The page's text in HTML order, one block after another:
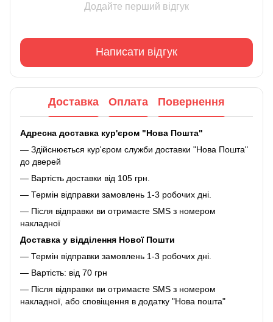
Додайте перший відгук
Написати відгук
Доставка Оплата Повернення
Адресна доставка кур'єром "Нова Пошта"
— Здійснюється кур'єром служби доставки "Нова Пошта"
до дверей
— Вартість доставки від 105 грн.
— Термін відправки замовлень 1-3 робочих дні.
— Після відправки ви отримаєте SMS з номером
накладної
Доставка у відділення Нової Пошти
— Термін відправки замовлень 1-3 робочих дні.
— Вартість: від 70 грн
— Після відправки ви отримаєте SMS з номером
накладної, або сповіщення в додатку "Нова пошта"